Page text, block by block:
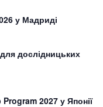
у Мадриді
дослідницьких
2027 у Японії